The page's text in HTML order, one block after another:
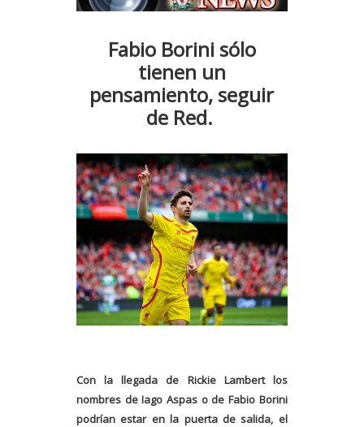
Fabio Borini sólo
tienen un
pensamiento, seguir
de Red.
Con la llegada de Rickie Lambert los
nombres de Iago Aspas o de Fabio Borini
podrían estar en la puerta de salida, el